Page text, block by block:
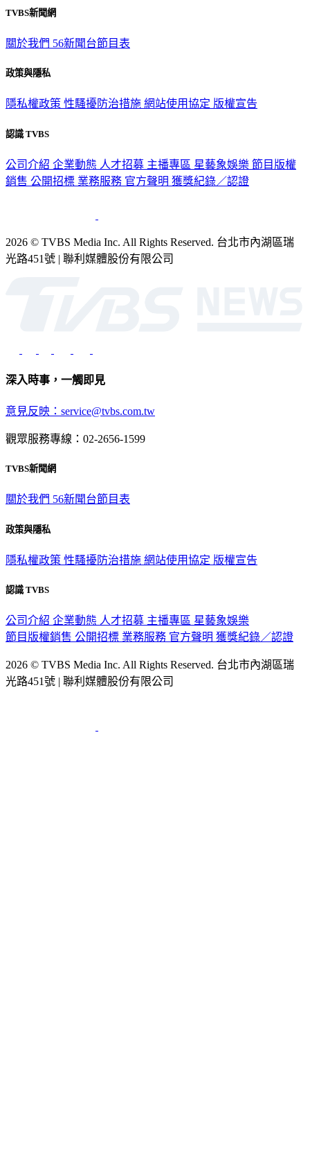
TVBS新聞網
關於我們 56新聞台節目表
政策與隱私
隱私權政策 性騷擾防治措施 網站使用協定 版權宣告
認識 TVBS
公司介紹 企業動態 人才招募 主播專區 星藝象娛樂 節目版權
銷售 公開招標 業務服務 官方聲明 獲獎紀錄／認證
2026 © TVBS Media Inc. All Rights Reserved. 台北市內湖區瑞
光路451號 | 聯利媒體股份有限公司
深入時事，一觸即見
意見反映：service@tvbs.com.tw
觀眾服務專線：02-2656-1599
TVBS新聞網
關於我們 56新聞台節目表
政策與隱私
隱私權政策 性騷擾防治措施 網站使用協定 版權宣告
認識 TVBS
公司介紹 企業動態 人才招募 主播專區 星藝象娛樂
節目版權銷售 公開招標 業務服務 官方聲明 獲獎紀錄／認證
2026 © TVBS Media Inc. All Rights Reserved. 台北市內湖區瑞
光路451號 | 聯利媒體股份有限公司